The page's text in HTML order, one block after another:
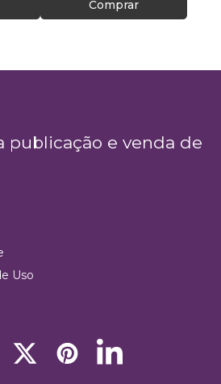
Comprar
publicação e venda de
Uso